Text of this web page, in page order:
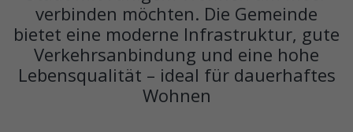
verbinden möchten. Die Gemeinde
bietet eine moderne Infrastruktur, gute
Verkehrsanbindung und eine hohe
Lebensqualität – ideal für dauerhaftes
Wohnen